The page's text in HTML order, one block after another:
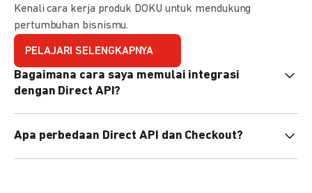
Kenali cara kerja produk DOKU untuk mendukung
pertumbuhan bisnismu.
PELAJARI SELENGKAPNYA
Bagaimana cara saya memulai integrasi
dengan Direct API?
pemrograman untuk membantu integrasi Anda. Pelajari
Apa perbedaan Direct API dan Checkout?